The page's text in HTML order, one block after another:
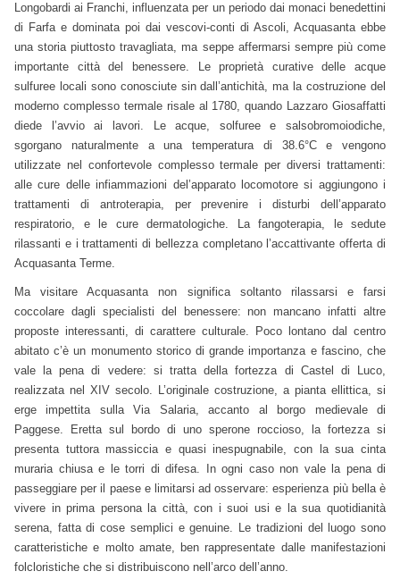
Longobardi ai Franchi, influenzata per un periodo dai monaci benedettini
di Farfa e dominata poi dai vescovi-conti di Ascoli, Acquasanta ebbe
una storia piuttosto travagliata, ma seppe affermarsi sempre più come
importante città del benessere. Le proprietà curative delle acque
sulfuree locali sono conosciute sin dall’antichità, ma la costruzione del
moderno complesso termale risale al 1780, quando Lazzaro Giosaffatti
diede l’avvio ai lavori. Le acque, solfuree e salsobromoiodiche,
sgorgano naturalmente a una temperatura di 38.6°C e vengono
utilizzate nel confortevole complesso termale per diversi trattamenti:
alle cure delle infiammazioni del’apparato locomotore si aggiungono i
trattamenti di antroterapia, per prevenire i disturbi dell’apparato
respiratorio, e le cure dermatologiche. La fangoterapia, le sedute
rilassanti e i trattamenti di bellezza completano l’accattivante offerta di
Acquasanta Terme.
Ma visitare Acquasanta non significa soltanto rilassarsi e farsi
coccolare dagli specialisti del benessere: non mancano infatti altre
proposte interessanti, di carattere culturale. Poco lontano dal centro
abitato c’è un monumento storico di grande importanza e fascino, che
vale la pena di vedere: si tratta della fortezza di Castel di Luco,
realizzata nel XIV secolo. L’originale costruzione, a pianta ellittica, si
erge impettita sulla Via Salaria, accanto al borgo medievale di
Paggese. Eretta sul bordo di uno sperone roccioso, la fortezza si
presenta tuttora massiccia e quasi inespugnabile, con la sua cinta
muraria chiusa e le torri di difesa. In ogni caso non vale la pena di
passeggiare per il paese e limitarsi ad osservare: esperienza più bella è
vivere in prima persona la città, con i suoi usi e la sua quotidianità
serena, fatta di cose semplici e genuine. Le tradizioni del luogo sono
caratteristiche e molto amate, ben rappresentate dalle manifestazioni
folcloristiche che si distribuiscono nell’arco dell’anno.